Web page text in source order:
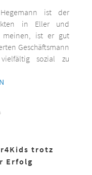
ist der
in Eller und
meinen, ist er gut
Geschäftsmann
sozial zu
trotz
Erfolg